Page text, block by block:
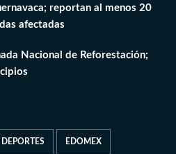
reportan al menos 20
afectadas
Nacional de Reforestación;
DEPORTES EDOMEX